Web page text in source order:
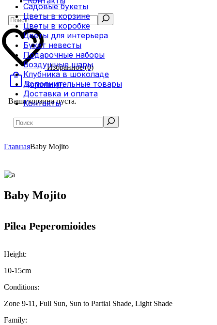
Search
Избранное (0)
Корзина (0)
Ваша корзина пуста.
Садовые букеты
Цветы в корзине
Цветы в коробке
Цветы для интерьера
Букет невесты
Подарочные наборы
Воздушные шары
Клубника в шоколаде
Дополнительные товары
Доставка и оплата
Контакты
Search
ГлавнаяBaby Mojito
Baby Mojito
Pilea Peperomioides
Height:
10-15cm
Conditions:
Zone 9-11, Full Sun, Sun to Partial Shade, Light Shade
Family: